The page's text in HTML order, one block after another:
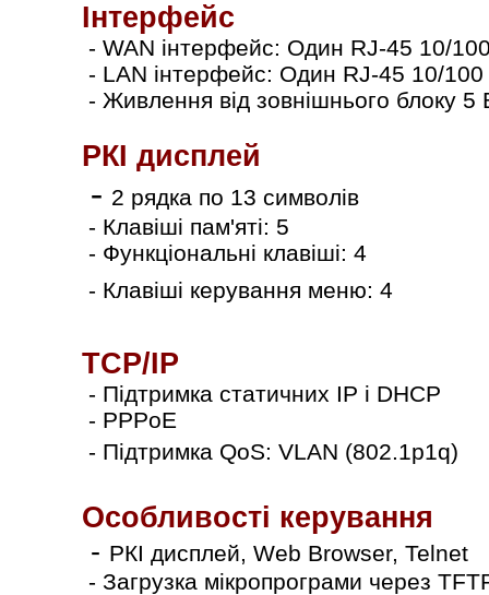
Інтерфейс
- WAN інтерфейс: Один RJ-45 10/
- LAN інтерфейс: Один RJ-45 10/
- Живлення від зовнішнього блоку 5
РКІ дисплей
- 2 рядка по 13 символів
- Клавіші пам'яті: 5
- Функціональні клавіші: 4
- Клавіші керування меню: 4
TCP/IP
- Підтримка статичних IP і DHCP
- PPPoE
- Підтримка QoS: VLAN (802.1p1q)
Особливості керування
- РКІ дисплей, Web Browser, Telnet
- Загрузка мікропрограми через